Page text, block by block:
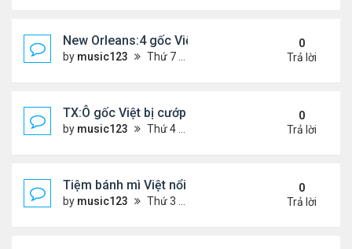
New Orleans:4 gốc Việt bị bắt vì buôn bán 400
by music123 Thứ 7 Tháng 1 24, 2026 5:06 pm
0
Trả lời
TX:Ô gốc Việt bị cướp sát hại khi bán hàng qua
by music123 Thứ 4 Tháng 1 21, 2026 7:08 pm
0
Trả lời
Tiệm bánh mì Việt nổi tiếng ở Australia đóng cửa
by music123 Thứ 3 Tháng 1 20, 2026 3:10 pm
0
Trả lời